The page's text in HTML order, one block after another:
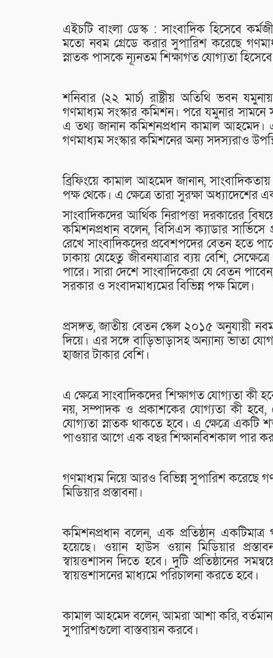
এইচটি বাংলা ডেস্ক : সাংবাদিক হিসেবে
মতো নবম গ্রেডে করার সুপারিশ করেছে
স্নাতক পাসকে ন্যূনতম শিক্ষাগত যোগ্যতা হিসেবে
শনিবার (২২ মার্চ) রাষ্ট্রীয় অতিথি ভবন
গণমাধ্যম সংস্কার কমিশন। পরে যমুনার সামনে
এ তথ্য জানান কমিশনপ্রধান কামাল
গণমাধ্যম সংস্কার কমিশনের অন্য সদস্যরাও
ব্রিফিংয়ে কামাল আহমেদ জানান,
পক্ষ থেকে। এ ক্ষেত্রে তারা সুরক্ষা
সাংবাদিকদের আর্থিক নিরাপত্তা দরকারের
কমিশনপ্রধান বলেন, বিসিএস ক্যাডার
রেখে সাংবাদিকদের প্রবেশপদের বেতন হতে
ঢাকায় যেহেতু জীবনযাত্রার ব্যয় বেশি,
পারে। সারা দেশে সাংবাদিকেরা যে বেতন
সরকার ও সংবাদমাধ্যমের বিভিন্ন পক্ষ মিলে।
প্রসঙ্গত, জাতীয় বেতন স্কেল ২০১৫ অনুযায়ী
দিয়ে। এর সঙ্গে বাড়িভাড়াসহ অন্যান্য ভাতা
হাজার টাকার বেশি।
এ ক্ষেত্রে সাংবাদিকদের শিক্ষাগত যোগ্যতা
নয়, সম্পাদক ও প্রকাশকের যোগ্যতা কী হবে,
যোগ্যতা স্নাতক থাকতে হবে। এ ক্ষেত্রে একটি
পাওয়ার আগে এক বছর শিক্ষানবিশকাল পার
গণমাধ্যম নিয়ে আরও বিভিন্ন সুপারিশ করেছে
মিডিয়ার প্রস্তাবনা।
কমিশনপ্রধান বলেন, এক প্রতিষ্ঠান
হয়েছে। ওয়ান হাউস ওয়ান মিডিয়ার
স্বায়ত্তশাসন দিতে হবে। দুটি প্রতিষ্ঠানের
স্বায়ত্তশাসনের মাধ্যমে পরিচালনা করতে হবে।
কামাল আহমেদ বলেন, আমরা আশা করি, বর্তমান
সুপারিশগুলো বাস্তবায়ন করবে।